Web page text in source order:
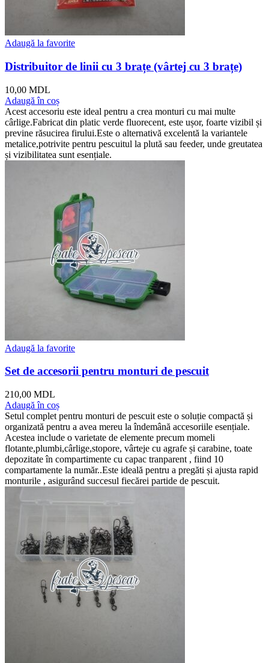
Adaugă la favorite
Distribuitor de linii cu 3 brațe (vârtej cu 3 brațe)
10,00 MDL
Adaugă în coș
Acest accesoriu este ideal pentru a crea monturi cu mai multe
cârlige.Fabricat din platic verde fluorecent, este ușor, foarte vizibil și
previne răsucirea firului.Este o alternativă excelentă la variantele
metalice,potrivite pentru pescuitul la plută sau feeder, unde greutatea
și vizibilitatea sunt esențiale.
Adaugă la favorite
Set de accesorii pentru monturi de pescuit
210,00 MDL
Adaugă în coș
Setul complet pentru monturi de pescuit este o soluție compactă și
organizată pentru a avea mereu la îndemână accesoriile esențiale.
Acestea include o varietate de elemente precum momeli
flotante,plumbi,cârlige,stopore, vârteje cu agrafe și carabine, toate
depozitate în compartimente cu capac tranparent , fiind 10
compartamente la număr..Este ideală pentru a pregăti și ajusta rapid
monturile , asigurând succesul fiecărei partide de pescuit.